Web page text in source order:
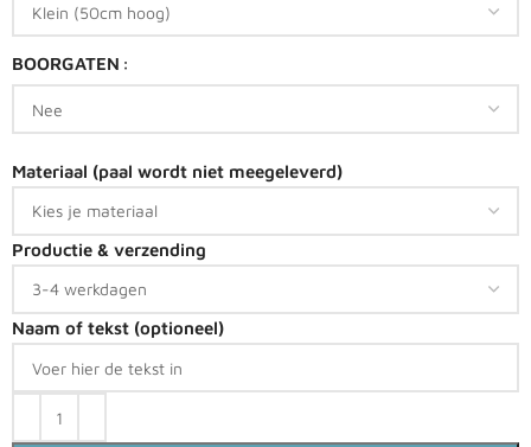
BOORGATEN
Materiaal (paal wordt niet meegeleverd)
Productie & verzending
Naam of tekst (optioneel)